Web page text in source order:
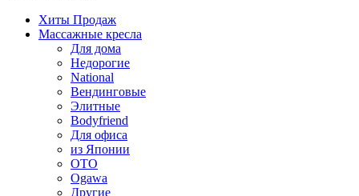
Хиты Продаж
Массажные кресла
Для дома
Недорогие
National
Вендинговые
Элитные
Bodyfriend
Для офиса
из Японии
OTO
Ogawa
Другие